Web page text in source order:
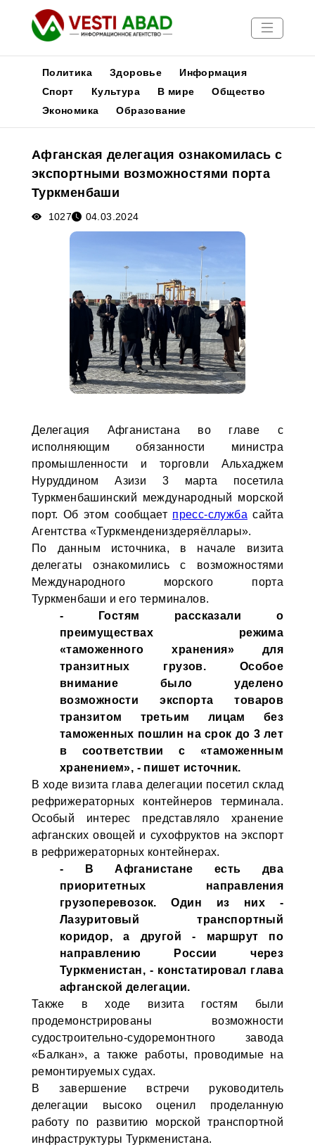
Новости
Медиа
Афиша
Политика Здоровье
Информация
Спорт
Культура В мире
Общество
Экономика
Образование
Афганская делегация ознакомилась с
экспортными возможностями порта
Туркменбаши
1027 04.03.2024
Делегация Афганистана во главе с
исполняющим обязанности министра
промышленности и торговли Альхаджем
Нуруддином Азизи 3 марта посетила
Туркменбашинский международный морской
порт. Об этом сообщает пресс-служба сайта
Агентства «Туркмендениздеряёллары».
По данным источника, в начале визита
делегаты ознакомились с возможностями
Международного морского порта
Туркменбаши и его терминалов.
- Гостям рассказали о
преимуществах режима
«таможенного хранения» для
транзитных грузов. Особое
внимание было уделено
возможности экспорта товаров
транзитом третьим лицам без
таможенных пошлин на срок до 3 лет
в соответствии с «таможенным
хранением», - пишет источник.
В ходе визита глава делегации посетил склад
рефрижераторных контейнеров терминала.
Особый интерес представляло хранение
афганских овощей и сухофруктов на экспорт
в рефрижераторных контейнерах.
- В Афганистане есть два
приоритетных направления
грузоперевозок. Один из них -
Лазуритовый транспортный
коридор, а другой - маршрут по
направлению России через
Туркменистан, - констатировал глава
афганской делегации.
Также в ходе визита гостям были
продемонстрированы возможности
судостроительно-судоремонтного завода
«Балкан», а также работы, проводимые на
ремонтируемых судах.
В завершение встречи руководитель
делегации высоко оценил проделанную
работу по развитию морской транспортной
инфраструктуры Туркменистана.